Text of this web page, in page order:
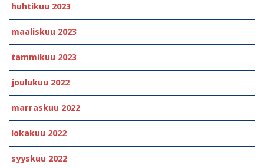
huhtikuu 2023
maaliskuu 2023
tammikuu 2023
joulukuu 2022
marraskuu 2022
lokakuu 2022
syyskuu 2022